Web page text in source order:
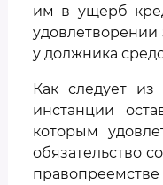
им в ущерб
удовлетворении
у должника
Как следует из
инстанции
которым
обязательство